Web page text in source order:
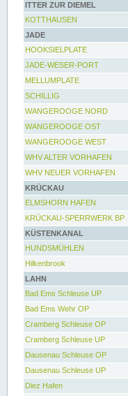
ITTER ZUR DIEMEL
KOTTHAUSEN
JADE
HOOKSIELPLATE
JADE-WESER-PORT
MELLUMPLATE
SCHILLIG
WANGEROOGE NORD
WANGEROOGE OST
WANGEROOGE WEST
WHV ALTER VORHAFEN
WHV NEUER VORHAFEN
KRÜCKAU
ELMSHORN HAFEN
KRÜCKAU-SPERRWERK BP
KÜSTENKANAL
HUNDSMÜHLEN
Hilkenbrook
LAHN
Bad Ems Schleuse UP
Bad Ems Wehr OP
Cramberg Schleuse OP
Cramberg Schleuse UP
Dausenau Schleuse OP
Dausenau Schleuse UP
Diez Hafen